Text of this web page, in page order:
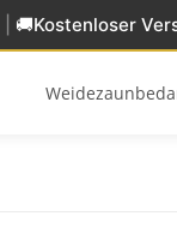
🚚Kostenloser